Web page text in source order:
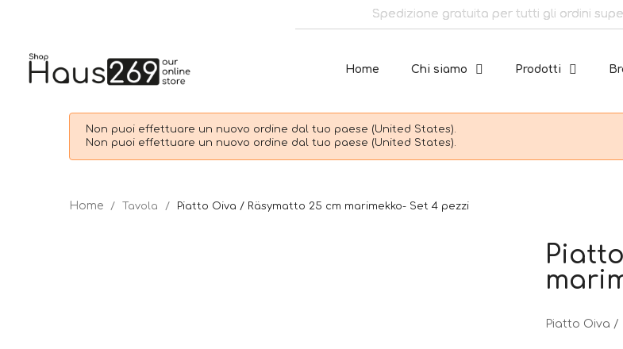
Spedizione gratuita per tutti gli ordini
Home Chi siamo Prodotti
Non puoi effettuare un nuovo ordine dal tuo paese (United States).
Non puoi effettuare un nuovo ordine dal tuo paese (United States).
Tavola Piatto Oiva / Räsymatto 25 cm marimekko- Set 4 pezzi
Piatto Oiva /